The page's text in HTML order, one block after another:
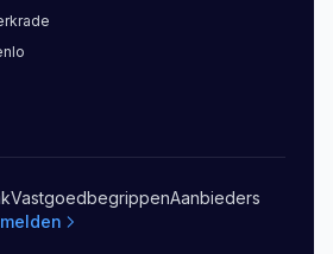
VastgoedbegrippenAanbieders